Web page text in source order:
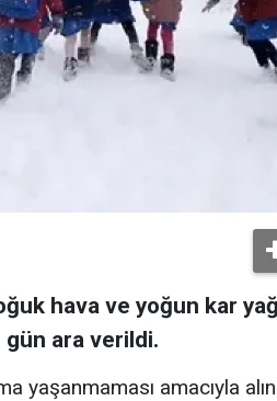
hava ve yoğun kar
ara verildi.
yaşanmaması amacıyla